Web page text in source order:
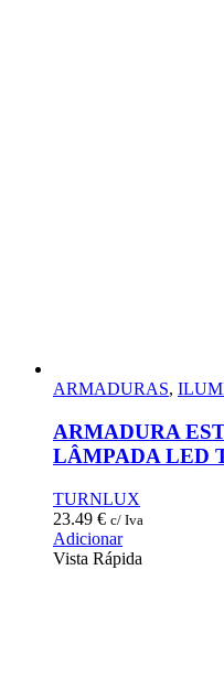
ARMADURAS,
ARMADURA
LÂMPADA LED
TURNLUX
23.49 € c/ Iva
Adicionar
Vista Rápida